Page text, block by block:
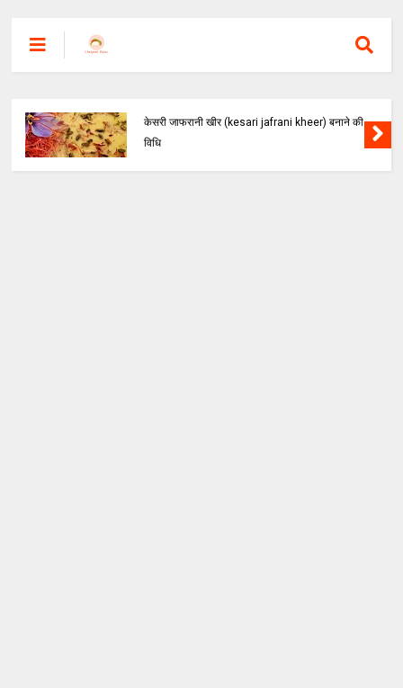
केसरी जाफरानी खीर (kesari jafrani kheer) बनाने की
विधि